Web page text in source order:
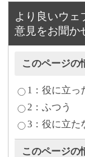
より良いウェ
意見をお聞か
このページの
1：役に立っ
2：ふつう
3：役に立た
このページの